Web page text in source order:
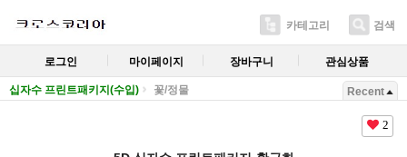
카테고리 검색
로그인 마이페이지 장바구니 관심상품
십자수 프린트패키지(수입) 꽃/정물 Recent
2